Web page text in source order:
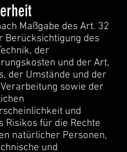
Maßgabe des Art. 32
Berücksichtigung des
der
und der Art,
der Umstände und der
sowie der
und
Risikos für die Rechte
natürlicher Personen,
und